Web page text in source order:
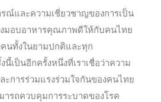
ณ์และความเชี่ยวชาญของการเป็น
มอบอาหารคุณภาพดีให้กับคนไทย
นทั้งในยามปกติและทุก
เป็นอีกครั้งหนึ่งที่เราเชื่อว่าความ
การร่วมแรงร่วมใจกันของคนไทย
ารถควบคุมการระบาดของโรค